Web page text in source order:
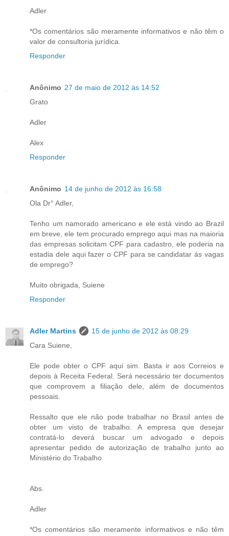
Adler
*Os comentários são meramente informativos e não têm o
valor de consultoria jurídica.
Responder
Anônimo 27 de maio de 2012 às 14:52
Grato
Adler
Alex
Responder
Anônimo 14 de junho de 2012 às 16:58
Ola Dr° Adler,
Tenho um namorado americano e ele está vindo ao Brazil
em breve, ele tem procurado emprego aqui mas na maioria
das empresas solicitam CPF para cadastro, ele poderia na
estadia dele aqui fazer o CPF para se candidatar ás vagas
de emprego?
Muito obrigada, Suiene
Responder
Adler Martins
15 de junho de 2012 às 08:29
Cara Suiene,
Ele pode obter o CPF aqui sim. Basta ir aos Correios e
depois à Receita Federal. Será necessário ter documentos
que comprovem a filiação dele, além de documentos
pessoais.
Ressalto que ele não pode trabalhar no Brasil antes de
obter um visto de trabalho. A empresa que desejar
contratá-lo deverá buscar um advogado e depois
apresentar pedido de autorização de trabalho junto ao
Ministério do Trabalho.
Abs.
Adler
*Os comentários são meramente informativos e não têm